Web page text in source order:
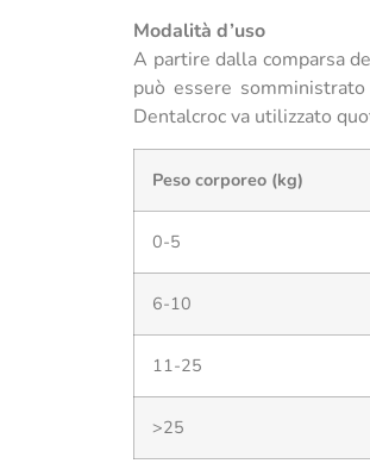
Modalità d’uso
A partire dalla comparsa
può essere
Dentalcroc va utilizzato
Peso corporeo (kg)
0-5
6-10
11-25
>25